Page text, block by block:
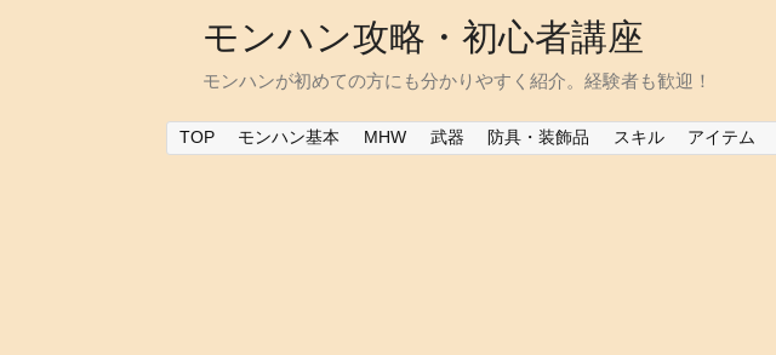
モンハン攻略・初心者講座
モンハンが初めての方にも分かりやすく紹介。経験者も歓迎！
TOP モンハン基本 MHW 武器 防具・装飾品 スキル アイテム